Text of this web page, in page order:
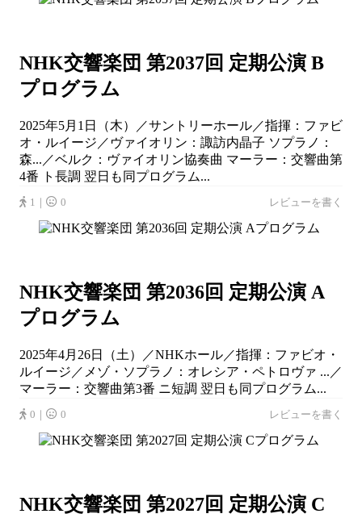
NHK交響楽団 第2037回 定期公演 B
プログラム
2025年5月1日（木）／サントリーホール／指揮：ファビ
オ・ルイージ／ヴァイオリン：諏訪内晶子 ソプラノ：
森...／ベルク：ヴァイオリン協奏曲 マーラー：交響曲第
4番 ト長調 翌日も同プログラム...
1｜ 0 レビューを書く
NHK交響楽団 第2036回 定期公演 A
プログラム
2025年4月26日（土）／NHKホール／指揮：ファビオ・
ルイージ／メゾ・ソプラノ：オレシア・ペトロヴァ ...／
マーラー：交響曲第3番 ニ短調 翌日も同プログラム...
0｜ 0 レビューを書く
NHK交響楽団 第2027回 定期公演 C